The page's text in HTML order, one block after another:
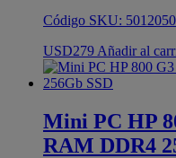
Código SKU:
USD279 Añadir al
Mini PC HP
RAM DDR4